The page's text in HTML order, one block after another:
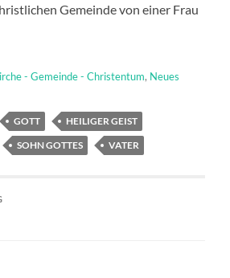
Gemeinde von einer Frau
- Gemeinde - Christentum, Neues
GOTT
HEILIGER GEIST
SOHN GOTTES VATER